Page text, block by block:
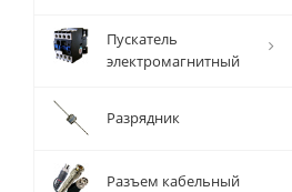
Пускатель
электромагнитный
Разрядник
Разъем кабельный